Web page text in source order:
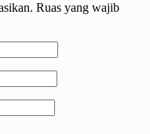
Ruas yang wajib